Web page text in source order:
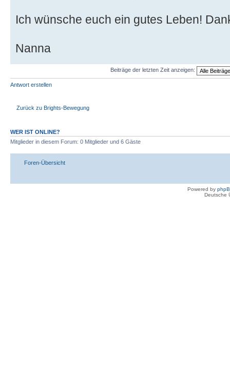
Ich wünsche euch ein gutes Leben!
Nanna
Beiträge der letzten Zeit anzeigen:
Antwort erstellen
Zurück zu Brights-Bewegung
WER IST ONLINE?
Mitglieder in diesem Forum: 0 Mitglieder und 6 Gäste
Foren-Übersicht
Powered by
Deutsche